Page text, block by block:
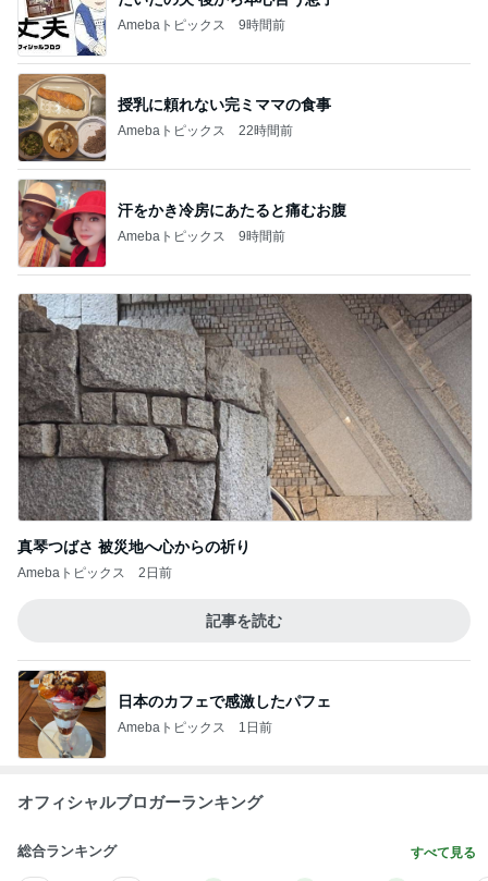
Amebaトピックス 9時間前
授乳に頼れない完ミママの食事
Amebaトピックス 22時間前
汗をかき冷房にあたると痛むお腹
Amebaトピックス 9時間前
真琴つばさ 被災地へ心からの祈り
Amebaトピックス 2日前
記事を読む
日本のカフェで感激したパフェ
Amebaトピックス 1日前
オフィシャルブロガーランキング
総合ランキング すべて見る